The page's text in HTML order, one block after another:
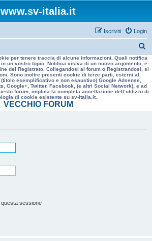
www.sv-italia.it
Login
Iscriviti
e
r
a
per tenere traccia di alcune informazioni. Quali notifica
un vostro topic, Notifica visiva di un nuovo argomento, e
del Registrato. Collegandosi al forum o Registrandosi, si
Sono inoltre presenti cookie di terze parti, esterni al
esemplificativo e non esaustivo) Google Adsense,
Google+, Twitter, Facebook, (e altri Social Network), e ad
forum, implica la completa accettazione dell’utilizzo di
di cookie esistente su sv-italia.it.
VECCHIO FORUM
sessione